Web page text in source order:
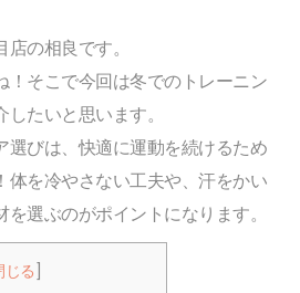
の相良です。
！そこで今回は冬でのトレーニン
たいと思います。
選びは、快適に運動を続けるため
体を冷やさない工夫や、汗をかい
選ぶのがポイントになります。
じる